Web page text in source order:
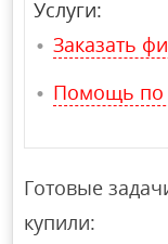
Услуги:
Заказать
Помощь по
Готовые
купили: